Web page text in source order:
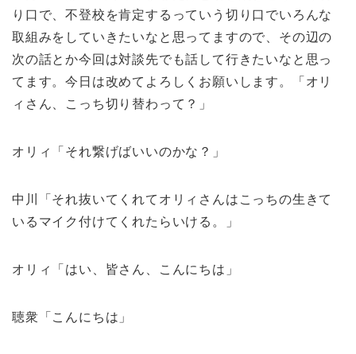
り口で、不登校を肯定するっていう切り口でいろんな
取組みをしていきたいなと思ってますので、その辺の
次の話とか今回は対談先でも話して行きたいなと思っ
てます。今日は改めてよろしくお願いします。「オリ
ィさん、こっち切り替わって？」
オリィ「それ繋げばいいのかな？」
中川「それ抜いてくれてオリィさんはこっちの生きて
いるマイク付けてくれたらいける。」
オリィ「はい、皆さん、こんにちは」
聴衆「こんにちは」